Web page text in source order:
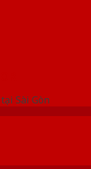
Sài Gòn